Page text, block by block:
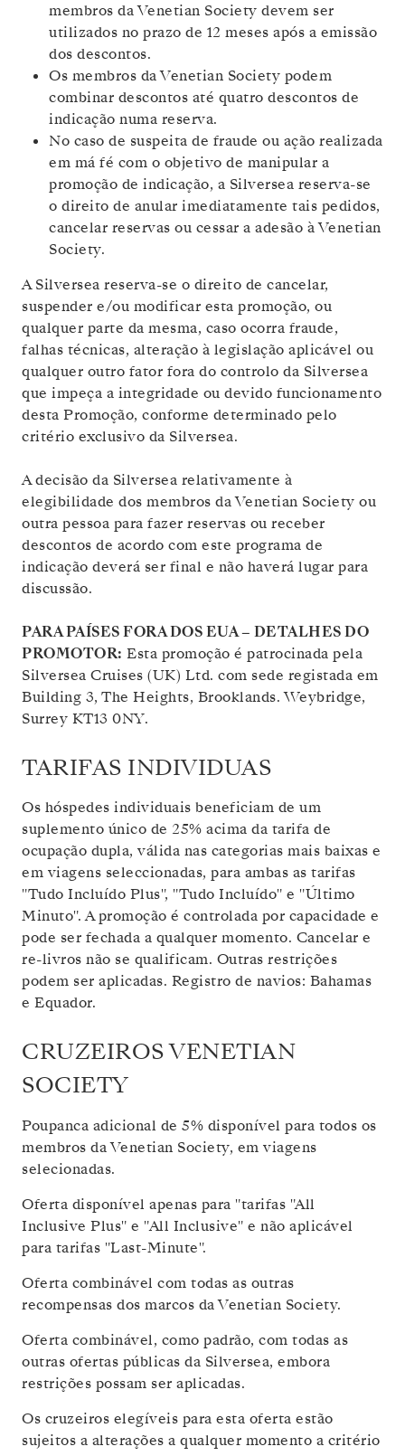
membros da Venetian Society devem ser
utilizados no prazo de 12 meses após a emissão
dos descontos.
Os membros da Venetian Society podem
combinar descontos até quatro descontos de
indicação numa reserva.
No caso de suspeita de fraude ou ação realizada
em má fé com o objetivo de manipular a
promoção de indicação, a Silversea reserva-se
o direito de anular imediatamente tais pedidos,
cancelar reservas ou cessar a adesão à Venetian
Society.
A Silversea reserva-se o direito de cancelar,
suspender e/ou modificar esta promoção, ou
qualquer parte da mesma, caso ocorra fraude,
falhas técnicas, alteração à legislação aplicável ou
qualquer outro fator fora do controlo da Silversea
que impeça a integridade ou devido funcionamento
desta Promoção, conforme determinado pelo
critério exclusivo da Silversea.
A decisão da Silversea relativamente à
elegibilidade dos membros da Venetian Society ou
outra pessoa para fazer reservas ou receber
descontos de acordo com este programa de
indicação deverá ser final e não haverá lugar para
discussão.
PARA PAÍSES FORA DOS EUA – DETALHES DO
PROMOTOR: Esta promoção é patrocinada pela
Silversea Cruises (UK) Ltd. com sede registada em
Building 3, The Heights, Brooklands. Weybridge,
Surrey KT13 0NY.
TARIFAS INDIVIDUAS
Os hóspedes individuais beneficiam de um
suplemento único de 25% acima da tarifa de
ocupação dupla, válida nas categorias mais baixas e
em viagens seleccionadas, para ambas as tarifas
"Tudo Incluído Plus", "Tudo Incluído" e "Último
Minuto". A promoção é controlada por capacidade e
pode ser fechada a qualquer momento. Cancelar e
re-livros não se qualificam. Outras restrições
podem ser aplicadas. Registro de navios: Bahamas
e Equador.
CRUZEIROS VENETIAN
SOCIETY
Poupanca adicional de 5% disponível para todos os
membros da Venetian Society, em viagens
selecionadas.
Oferta disponível apenas para "tarifas "All
Inclusive Plus" e "All Inclusive" e não aplicável
para tarifas "Last-Minute".
Oferta combinável com todas as outras
recompensas dos marcos da Venetian Society.
Oferta combinável, como padrão, com todas as
outras ofertas públicas da Silversea, embora
restrições possam ser aplicadas.
Os cruzeiros elegíveis para esta oferta estão
sujeitos a alterações a qualquer momento a critério